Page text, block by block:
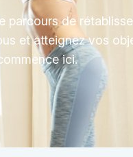
parcours de
et atteignez vos
ici.